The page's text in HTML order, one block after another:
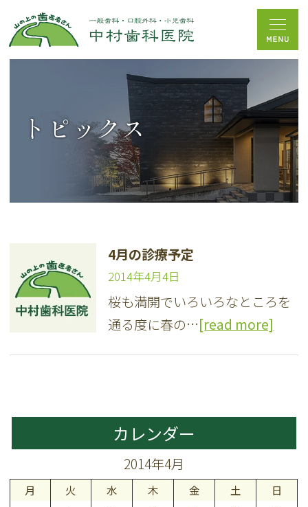
トピックス
4月の診療予定
2014年4月4日
桜も満開でいろいろなところを
通る度に春の…[read more]
カレンダー
2014年4月
月 火 水 木 金 土 日